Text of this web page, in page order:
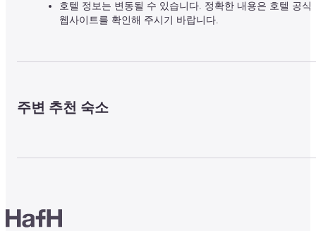
호텔 정보는 변동될 수 있습니다. 정확한 내용은 호텔 공식
웹사이트를 확인해 주시기 바랍니다.
주변 추천 숙소